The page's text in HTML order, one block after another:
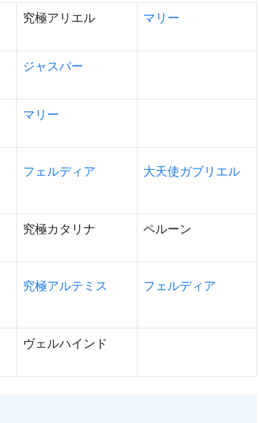
究極アリエル マリー
ジャスパー
マリー
フェルディア 大天使ガブリエル
究極カタリナ ペルーン
究極アルテミス フェルディア
ヴェルハインド